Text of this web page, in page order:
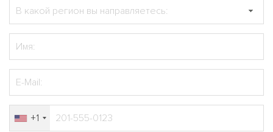
+1